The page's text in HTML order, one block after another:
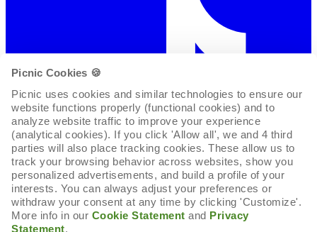
Picnic Cookies 🍪
Picnic uses cookies and similar technologies to ensure our
website functions properly (functional cookies) and to
analyze website traffic to improve your experience
(analytical cookies). If you click 'Allow all', we and 4 third
parties will also place tracking cookies. These allow us to
track your browsing behavior across websites, show you
personalized advertisements, and build a profile of your
interests. You can always adjust your preferences or
withdraw your consent at any time by clicking 'Customize'.
More info in our Cookie Statement and Privacy
Statement.